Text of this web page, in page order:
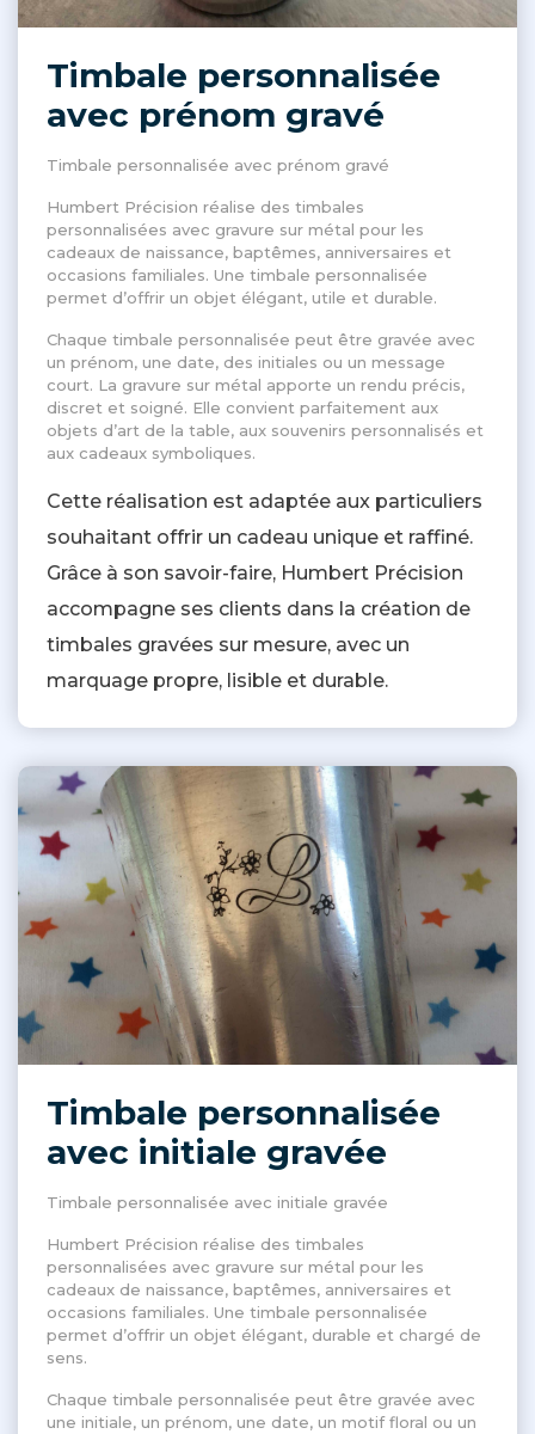
Timbale personnalisée
avec prénom gravé
Timbale personnalisée avec prénom gravé
Humbert Précision réalise des timbales
personnalisées avec gravure sur métal pour les
cadeaux de naissance, baptêmes, anniversaires et
occasions familiales. Une timbale personnalisée
permet d’offrir un objet élégant, utile et durable.
Chaque timbale personnalisée peut être gravée avec
un prénom, une date, des initiales ou un message
court. La gravure sur métal apporte un rendu précis,
discret et soigné. Elle convient parfaitement aux
objets d’art de la table, aux souvenirs personnalisés et
aux cadeaux symboliques.
Cette réalisation est adaptée aux particuliers
souhaitant offrir un cadeau unique et raffiné.
Grâce à son savoir-faire, Humbert Précision
accompagne ses clients dans la création de
timbales gravées sur mesure, avec un
marquage propre, lisible et durable.
Timbale personnalisée
avec initiale gravée
Timbale personnalisée avec initiale gravée
Humbert Précision réalise des timbales
personnalisées avec gravure sur métal pour les
cadeaux de naissance, baptêmes, anniversaires et
occasions familiales. Une timbale personnalisée
permet d’offrir un objet élégant, durable et chargé de
sens.
Chaque timbale personnalisée peut être gravée avec
une initiale, un prénom, une date, un motif floral ou un